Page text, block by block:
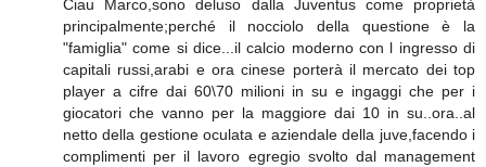
Ciau Marco,sono deluso dalla Juventus come proprietà
principalmente;perché il nocciolo della questione è la
"famiglia" come si dice...il calcio moderno con l ingresso di
capitali russi,arabi e ora cinese porterà il mercato dei top
player a cifre dai 60\70 milioni in su e ingaggi che per i
giocatori che vanno per la maggiore dai 10 in su..ora..al
netto della gestione oculata e aziendale della juve,facendo i
complimenti per il lavoro egregio svolto dal management